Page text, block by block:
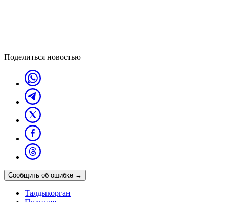
Поделиться новостью
Сообщить об ошибке →
Талдыкорган